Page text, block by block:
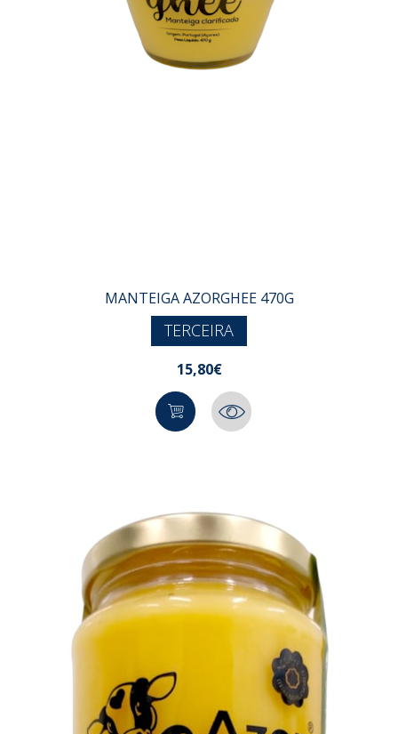
MANTEIGA AZORGHEE 470G
TERCEIRA
15,80€